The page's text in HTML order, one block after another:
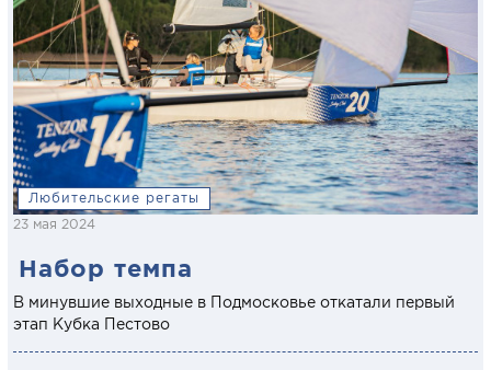
Любительские регаты
23 мая 2024
Набор темпа
В минувшие выходные в Подмосковье откатали первый
этап Кубка Пестово